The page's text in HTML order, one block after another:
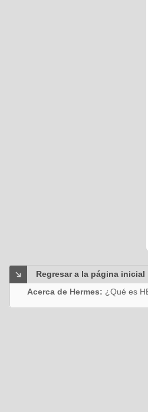
Regresar a la página inicial
Acerca de Hermes: ¿Qué es